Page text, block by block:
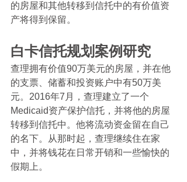
的房屋和其他转移到信托中的有价值资
产将得到保留。
白卡信托规划案例研究
查理拥有价值90万美元的房屋，并在他
的支票、储蓄和投资账户中有50万美
元。2016年7月，查理建立了一个
Medicaid资产保护信托，并将他的房屋
转移到信托中。他将流动资金留在自己
的名下。从那时起，查理继续住在家
中，并将钱花在日常开销和一些愉快的
假期上。